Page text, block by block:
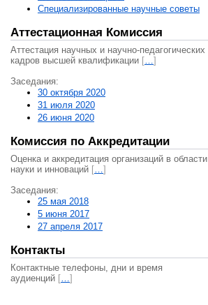
Специализированные научные советы
Аттестационная Комиссия
Аттестация научных и научно-педагогических
кадров высшей квалификации […]
Заседания:
30 октября 2020
31 июля 2020
26 июня 2020
Комиссия по Аккредитации
Оценка и аккредитация организаций в области
науки и инноваций […]
Заседания:
25 мая 2018
5 июня 2017
27 апреля 2017
Контакты
Контактные телефоны, дни и время
аудиенций […]